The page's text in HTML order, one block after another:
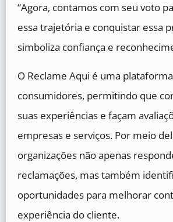
“Agora, contamos com seu voto
essa trajetória e conquistar essa
simboliza confiança e
O Reclame Aqui é uma
consumidores, permitindo que
suas experiências e façam
empresas e serviços. Por meio
organizações não apenas
reclamações, mas também
oportunidades para melhorar
experiência do cliente.